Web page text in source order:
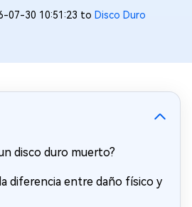
07-30 10:51:23 to Disco Duro
disco duro muerto?
diferencia entre daño físico y